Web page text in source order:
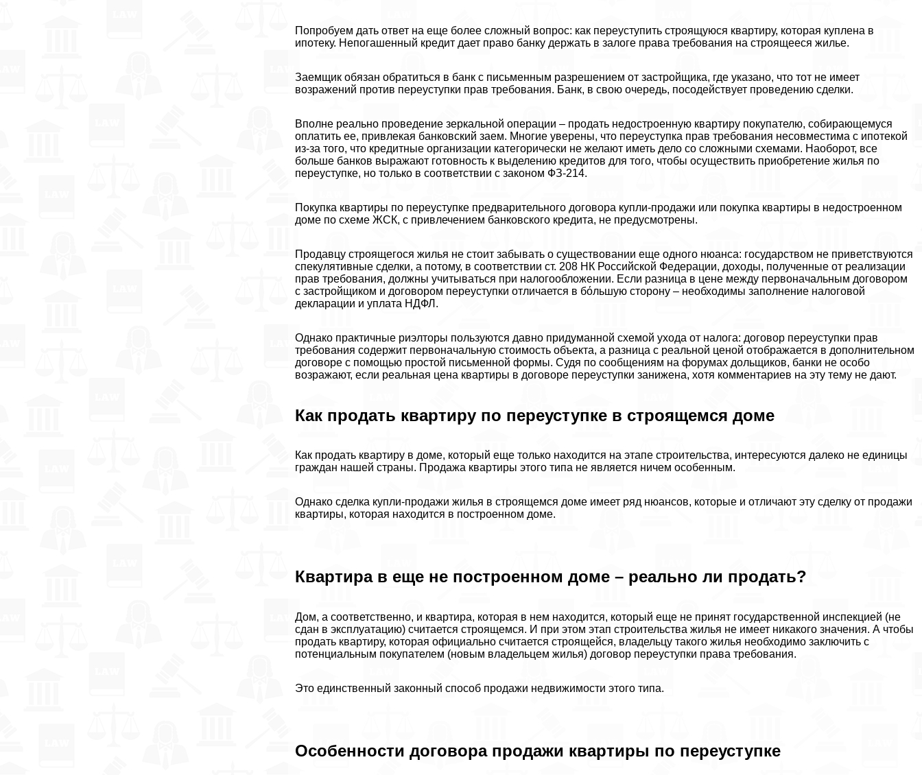
Попробуем дать ответ на еще более сложный вопрос: как переуступить строящуюся квартиру, которая куплена в
ипотеку. Непогашенный кредит дает право банку держать в залоге права требования на строящееся жилье.
Заемщик обязан обратиться в банк с письменным разрешением от застройщика, где указано, что тот не имеет
возражений против переуступки прав требования. Банк, в свою очередь, посодействует проведению сделки.
Вполне реально проведение зеркальной операции – продать недостроенную квартиру покупателю, собирающемуся
оплатить ее, привлекая банковский заем. Многие уверены, что переуступка прав требования несовместима с ипотекой
из-за того, что кредитные организации категорически не желают иметь дело со сложными схемами. Наоборот, все
больше банков выражают готовность к выделению кредитов для того, чтобы осуществить приобретение жилья по
переуступке, но только в соответствии с законом ФЗ-214.
Покупка квартиры по переуступке предварительного договора купли-продажи или покупка квартиры в недостроенном
доме по схеме ЖСК, с привлечением банковского кредита, не предусмотрены.
Продавцу строящегося жилья не стоит забывать о существовании еще одного нюанса: государством не приветствуются
спекулятивные сделки, а потому, в соответствии ст. 208 НК Российской Федерации, доходы, полученные от реализации
прав требования, должны учитываться при налогообложении. Если разница в цене между первоначальным договором
с застройщиком и договором переуступки отличается в бόльшую сторону – необходимы заполнение налоговой
декларации и уплата НДФЛ.
Однако пpaктичные риэлторы пользуются давно придуманной схемой ухода от налога: договор переуступки прав
требования содержит первоначальную стоимость объекта, а разница с реальной ценой отображается в дополнительном
договоре с помощью простой письменной формы. Судя по сообщениям на форумах дольщиков, банки не особо
возражают, если реальная цена квартиры в договоре переуступки занижена, хотя комментариев на эту тему не дают.
Как продать квартиру по переуступке в строящемся доме
Как продать квартиру в доме, который еще только находится на этапе строительства, интересуются далеко не единицы
граждан нашей страны. Продажа квартиры этого типа не является ничем особенным.
Однако сделка купли-продажи жилья в строящемся доме имеет ряд нюансов, которые и отличают эту сделку от продажи
квартиры, которая находится в построенном доме.
Квартира в еще не построенном доме – реально ли продать?
Дом, а соответственно, и квартира, которая в нем находится, который еще не принят государственной инспекцией (не
сдан в эксплуатацию) считается строящемся. И при этом этап строительства жилья не имеет никакого значения. А чтобы
продать квартиру, которая официально считается строящейся, владельцу такого жилья необходимо заключить с
потенциальным покупателем (новым владельцем жилья) договор переуступки права требования.
Это единственный законный способ продажи недвижимости этого типа.
Особенности договора продажи квартиры по переуступке